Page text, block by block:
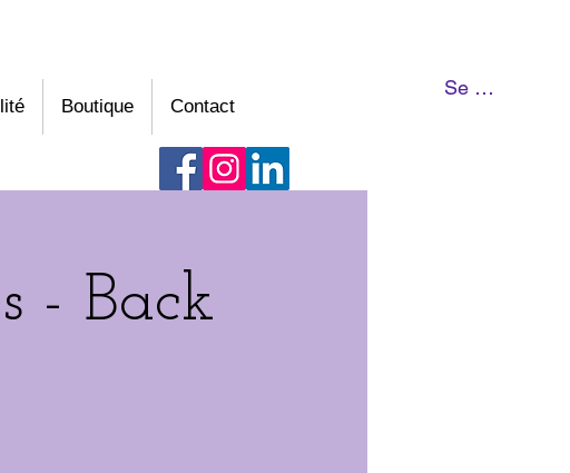
Boutique Contact
Se connecter
- Back